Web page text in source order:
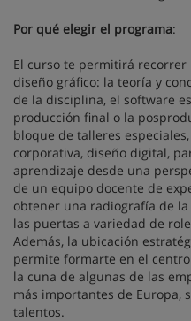
Por qué elegir el programa:
El curso te permitirá
diseño gráfico: la teoría y
de la disciplina, el software
producción final o la
bloque de talleres
corporativa, diseño digital,
aprendizaje desde una
de un equipo docente de
obtener una radiografía de
las puertas a variedad de
Además, la ubicación
permite formarte en el
la cuna de algunas de las
más importantes de Europa,
talentos.